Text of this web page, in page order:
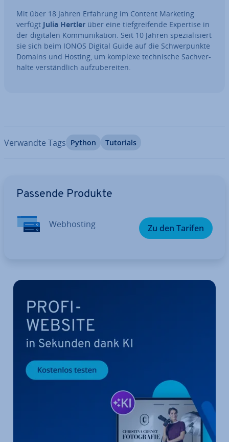
Mit über 18 Jahren Erfahrung im Content Marketing
verfügt Julia Hertler über eine tief­grei­fen­de Expertise in
der digitalen Kom­mu­ni­ka­ti­on. Seit 10 Jahren spe­zia­li­siert
sie sich beim IONOS Digital Guide auf die Schwer­punk­te
Domains und Hosting, um komplexe tech­ni­sche Sach­ver­
hal­te ver­ständ­lich auf­zu­be­rei­ten.
Verwandte Tags Python Tutorials
Passende Produkte
Web­hos­ting Zu den Tarifen